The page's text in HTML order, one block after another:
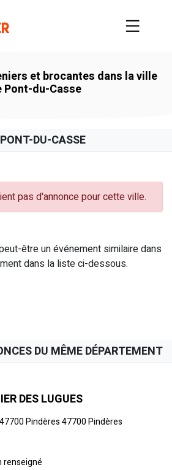
et brocantes dans la ville
Pont-du-Casse
DU-CASSE
pas d'annonce pour cette ville.
être un événement similaire dans
dans la liste ci-dessous.
DU MÊME DÉPARTEMENT
DES LUGUES
Pindères 47700 Pindères
renseigné